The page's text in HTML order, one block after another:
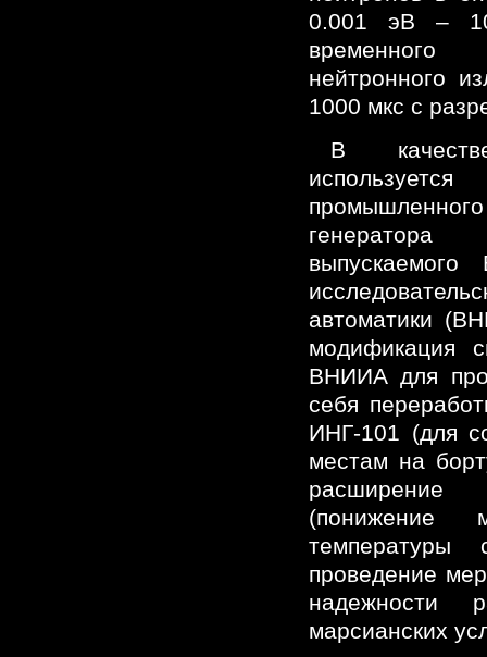
0.001 эВ –
временного
нейтронного
1000 мкс с
В
выпускаемого
автоматики
модификация
ВНИИА для
себя
ИНГ-101 (для
местам на
расширение
(понижение
проведение
надежности
марсианских